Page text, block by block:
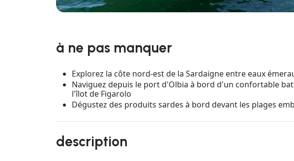
à ne pas manquer
Explorez la côte nord-est de la Sardaigne entre eaux
Naviguez depuis le port d'Olbia à bord d'un confortable
l'îlot de Figarolo
Dégustez des produits sardes à bord devant les plages
description